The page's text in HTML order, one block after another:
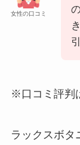
女性の口コミ
※口コミ評判
ラックスボタ